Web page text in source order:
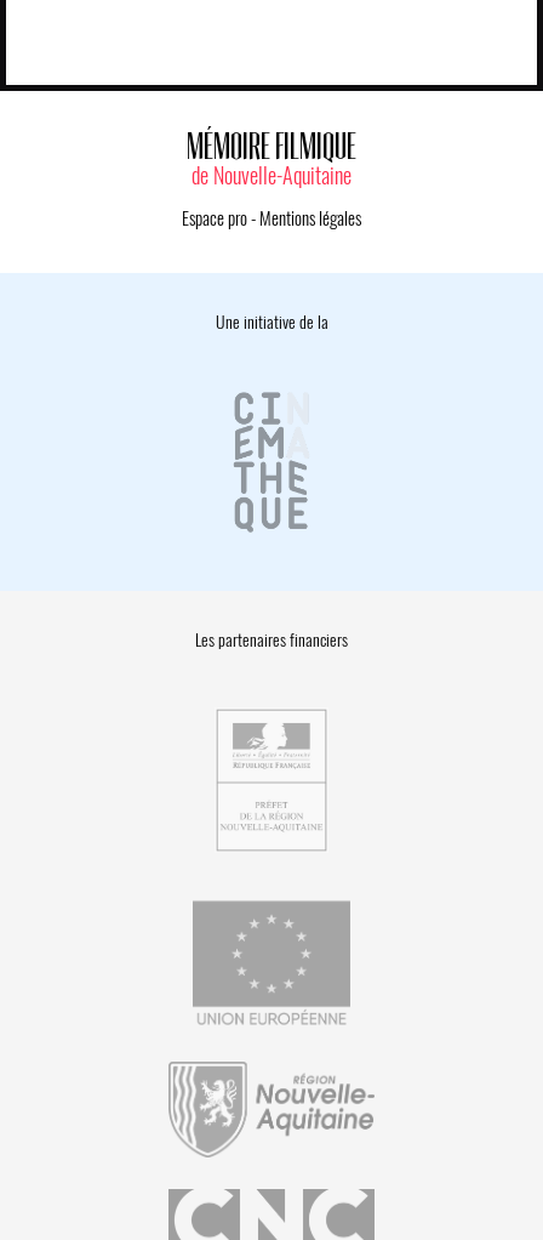
MÉMOIRE FILMIQUE
de Nouvelle-Aquitaine
Espace pro- Mentions légales
Une initiative de la
Les partenaires financiers